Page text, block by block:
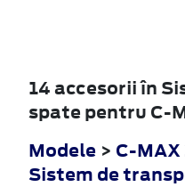
14 accesorii în
spate pentru C-
Modele > C-
Sistem de